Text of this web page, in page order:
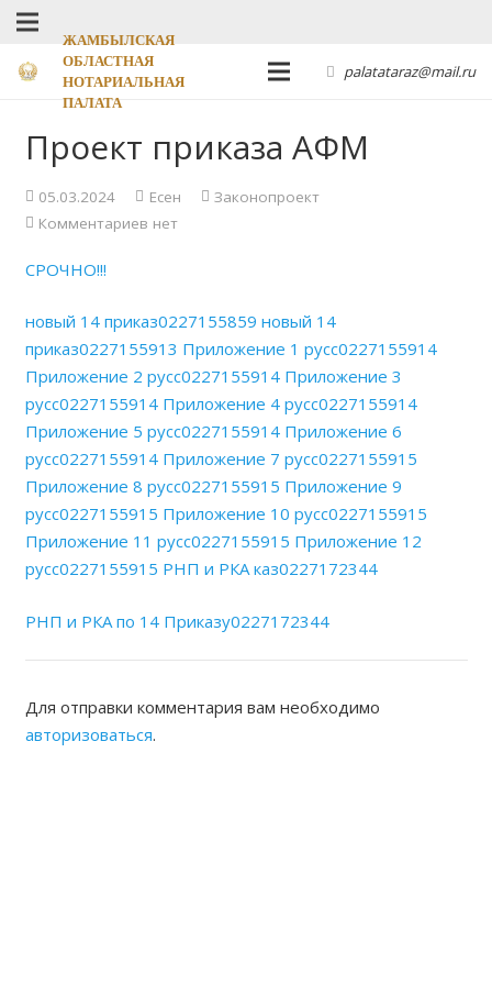
ЖАМБЫЛСКАЯ
ОБЛАСТНАЯ
НОТАРИАЛЬНАЯ
ПАЛАТА
palatataraz@mail.ru
Проект приказа АФМ
05.03.2024 Есен
Законопроект
Комментариев нет
СРОЧНО!!!
новый 14 приказ0227155859 новый 14
приказ0227155913 Приложение 1 русс0227155914
Приложение 2 русс0227155914 Приложение 3
русс0227155914 Приложение 4 русс0227155914
Приложение 5 русс0227155914 Приложение 6
русс0227155914 Приложение 7 русс0227155915
Приложение 8 русс0227155915 Приложение 9
русс0227155915 Приложение 10 русс0227155915
Приложение 11 русс0227155915 Приложение 12
русс0227155915 РНП и РКА каз0227172344
РНП и РКА по 14 Приказу0227172344
Для отправки комментария вам необходимо
авторизоваться.